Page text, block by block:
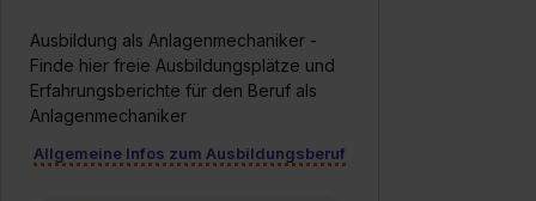
Ausbildung als Anlagenmechaniker -
Finde hier freie Ausbildungsplätze und
Erfahrungsberichte für den Beruf als
Anlagenmechaniker
Allgemeine Infos zum Ausbildungsberuf